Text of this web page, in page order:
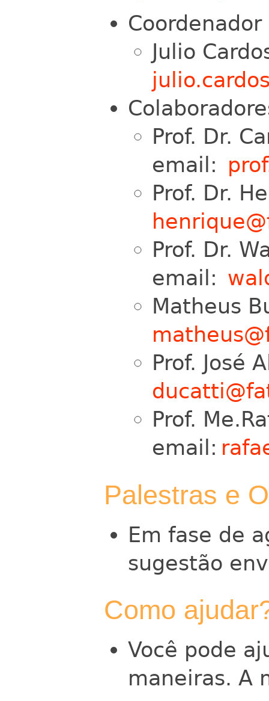
Coordenador
Julio
Prof. Dr.
email:
Prof. Dr.
Prof. Dr.
email:
Matheus
Prof. José
Prof.
email:
Palestras e
Em fase de
sugestão
Como
Você pode
maneiras. A